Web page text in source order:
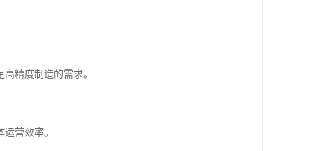
精度制造的需求。
营效率。